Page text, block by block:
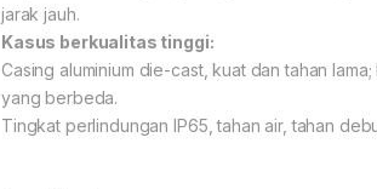
jarak jauh.
Kasus berkualitas tinggi:
Casing aluminium die-cast, kuat dan tahan
yang berbeda.
Tingkat perlindungan IP65, tahan air, tahan